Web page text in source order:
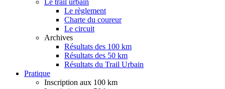
Le trail urbain
Le règlement
Charte du coureur
Le circuit
Archives
Résultats des 100 km
Résultats des 50 km
Résultats du Trail Urbain
Pratique
Inscription aux 100 km